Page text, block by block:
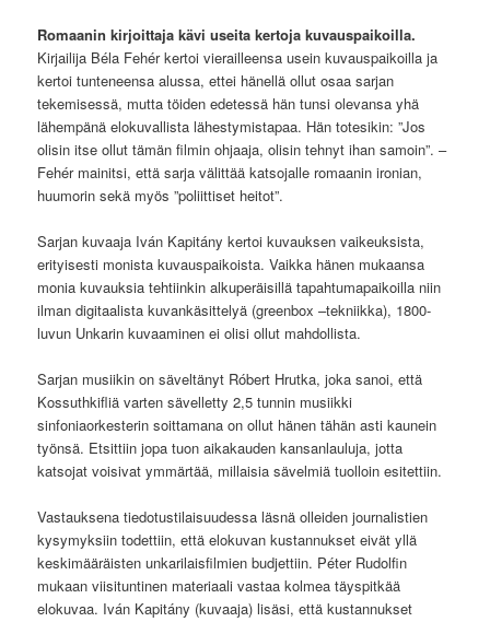
Romaanin kirjoittaja kävi useita kertoja kuvauspaikoilla.
Kirjailija Béla Fehér kertoi vierailleensa usein kuvauspaikoilla ja
kertoi tunteneensa alussa, ettei hänellä ollut osaa sarjan
tekemisessä, mutta töiden edetessä hän tunsi olevansa yhä
lähempänä elokuvallista lähestymistapaa. Hän totesikin: ”Jos
olisin itse ollut tämän filmin ohjaaja, olisin tehnyt ihan samoin”. –
Fehér mainitsi, että sarja välittää katsojalle romaanin ironian,
huumorin sekä myös ”poliittiset heitot”.
Sarjan kuvaaja Iván Kapitány kertoi kuvauksen vaikeuksista,
erityisesti monista kuvauspaikoista. Vaikka hänen mukaansa
monia kuvauksia tehtiinkin alkuperäisillä tapahtumapaikoilla niin
ilman digitaalista kuvankäsittelyä (greenbox –tekniikka), 1800-
luvun Unkarin kuvaaminen ei olisi ollut mahdollista.
Sarjan musiikin on säveltänyt Róbert Hrutka, joka sanoi, että
Kossuthkifliä varten sävelletty 2,5 tunnin musiikki
sinfoniaorkesterin soittamana on ollut hänen tähän asti kaunein
työnsä. Etsittiin jopa tuon aikakauden kansanlauluja, jotta
katsojat voisivat ymmärtää, millaisia sävelmiä tuolloin esitettiin.
Vastauksena tiedotustilaisuudessa läsnä olleiden journalistien
kysymyksiin todettiin, että elokuvan kustannukset eivät yllä
keskimääräisten unkarilaisfilmien budjettiin. Péter Rudolfin
mukaan viisituntinen materiaali vastaa kolmea täyspitkää
elokuvaa. Iván Kapitány (kuvaaja) lisäsi, että kustannukset